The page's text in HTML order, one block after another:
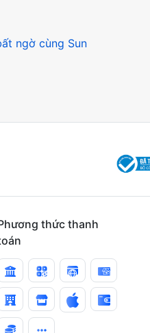
ngờ cùng Sun
thức thanh